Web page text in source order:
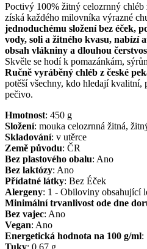
Poctivý 100% žitný celozrnný chléb
získá každého milovníka výrazné
jednoduchému složení bez éček,
vody, soli a žitného kvasu, nabízí
obsah vlákniny a dlouhou
Skvěle se hodí k pomazánkám,
Ručně vyráběný chléb z české
potěší všechny, kdo hledají kvalitní,
pečivo.
Hmotnost: 450 g
Složení: mouka celozrnná žitná,
Skladování: v utěrce
Země původu: ČR
Bez plastového obalu: Ano
Bez laktózy: Ano
Přídatné látky: Bez Éček
Alergeny: 1 - Obiloviny obsahující
Minimální trvanlivost ode dne
Bez vajec: Ano
Vegan: Ano
Energetická hodnota na 100 g/ml:
Tuky: 0,67 g